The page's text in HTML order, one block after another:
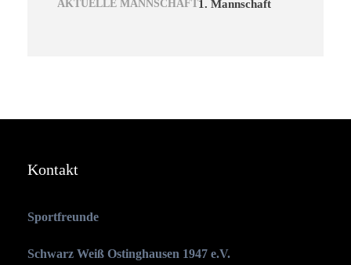
AKTUELLE MANNSCHAFT1. Mannschaft
Kontakt
Sportfreunde
Schwarz Weiß Ostinghausen 1947 e.V.